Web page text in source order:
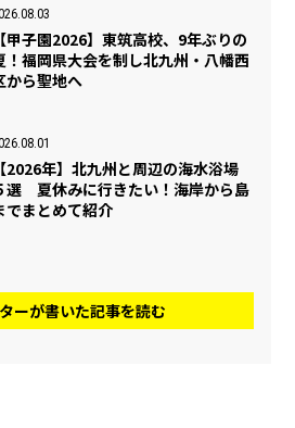
【甲子園2026】東筑高校、9年ぶりの
！福岡県大会を制し北九州・八幡西
から聖地へ
【2026年】北九州と周辺の海水浴場
選 夏休みに行きたい！海岸から島
でまとめて紹介
ーが書いた記事を読む